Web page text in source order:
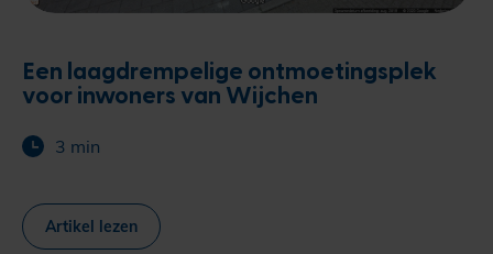
Een laagdrempelige ontmoetingsplek
voor inwoners van Wijchen
3 min
Artikel lezen